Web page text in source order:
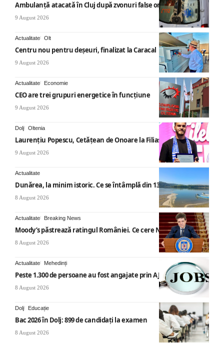
Ambulanță atacată în Cluj după zvonuri false online
9 August 2026
Actualitate Olt
Centru nou pentru deșeuri, finalizat la Caracal
9 August 2026
Actualitate Economie
CEO are trei grupuri energetice în funcțiune
9 August 2026
Dolj Oltenia
Laurențiu Popescu, Cetățean de Onoare la Filiași
9 August 2026
Actualitate
Dunărea, la minim istoric. Ce se întâmplă din 13 august
8 August 2026
Actualitate Breaking News
Moody’s păstrează ratingul României. Ce cere Nicușor Dan
8 August 2026
Actualitate Mehedinți
Peste 1.300 de persoane au fost angajate prin AJOFM Mehedinți
8 August 2026
Dolj Educație
Bac 2026 în Dolj: 899 de candidați la examen
8 August 2026